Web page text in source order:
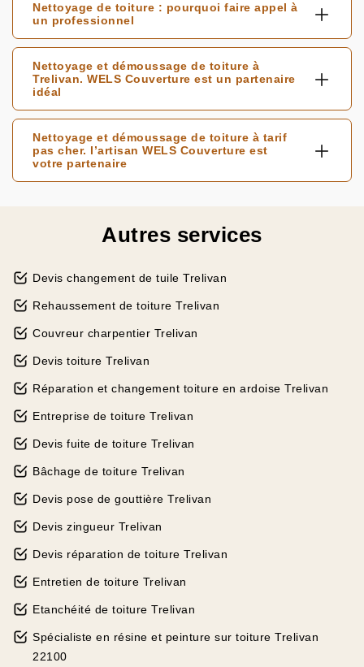
Nettoyage de toiture : pourquoi faire appel à
un professionnel
Nettoyage et démoussage de toiture à
Trelivan. WELS Couverture est un partenaire
idéal
Nettoyage et démoussage de toiture à tarif
pas cher. l’artisan WELS Couverture est
votre partenaire
Autres services
Devis changement de tuile Trelivan
Rehaussement de toiture Trelivan
Couvreur charpentier Trelivan
Devis toiture Trelivan
Réparation et changement toiture en ardoise Trelivan
Entreprise de toiture Trelivan
Devis fuite de toiture Trelivan
Bâchage de toiture Trelivan
Devis pose de gouttière Trelivan
Devis zingueur Trelivan
Devis réparation de toiture Trelivan
Entretien de toiture Trelivan
Etanchéité de toiture Trelivan
Spécialiste en résine et peinture sur toiture Trelivan
22100